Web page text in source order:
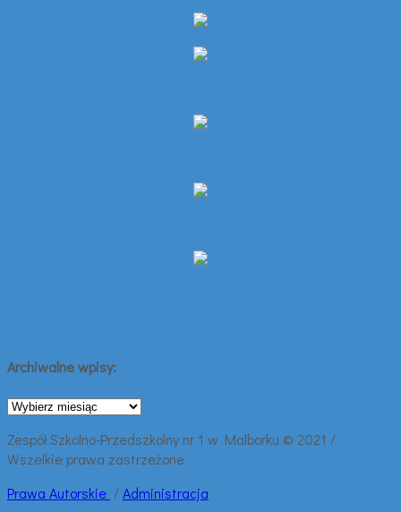
Archiwalne wpisy:
Archiwalne
Zespół Szkolno-Przedszkolny nr 1 w Malborku © 2021 /
Wszelkie prawa zastrzeżone
Prawa Autorskie /Administracja